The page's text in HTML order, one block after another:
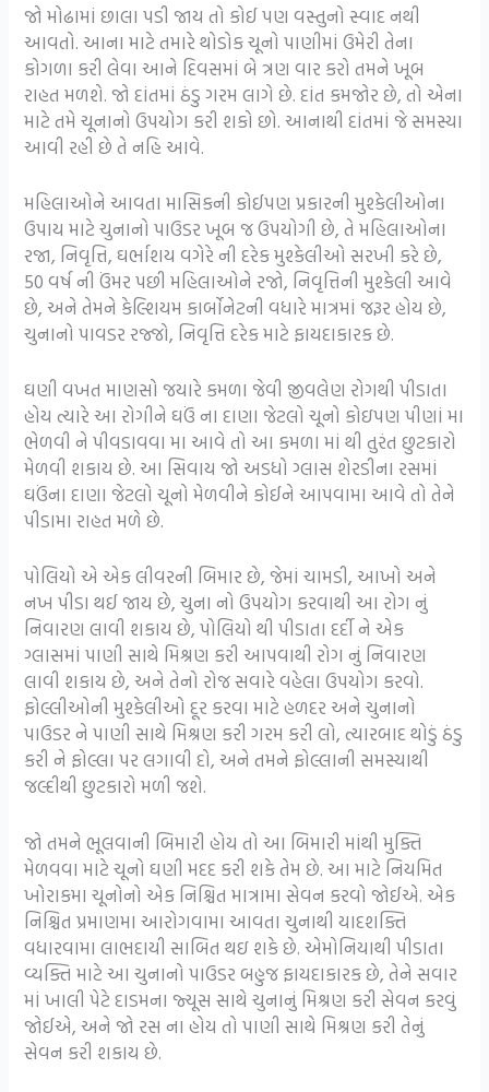
જો મોઢામાં છાલા પડી જાય તો કોઈ પણ વસ્તુનો સ્વાદ નથી
આવતો. આના માટે તમારે થોડોક ચૂનો પાણીમાં ઉમેરી તેના
કોગળા કરી લેવા આને દિવસમાં બે ત્રણ વાર કરો તમને ખૂબ
રાહત મળશે. જો દાંતમાં ઠંડુ ગરમ લાગે છે. દાંત કમજોર છે, તો એના
માટે તમે ચૂનાનો ઉપયોગ કરી શકો છો. આનાથી દાંતમાં જે સમસ્યા
આવી રહી છે તે નહિ આવે.
મહિલાઓને આવતા માસિકની કોઈપણ પ્રકારની મુશ્કેલીઓના
ઉપાય માટે ચુનાનો પાઉડર ખૂબ જ ઉપયોગી છે, તે મહિલાઓના
રજા, નિવૃત્તિ, ઘર્ભાશય વગેરે ની દરેક મુશ્કેલીઓ સરખી કરે છે,
50 વર્ષ ની ઉંમર પછી મહિલાઓને રજો, નિવૃત્તિની મુશ્કેલી આવે
છે, અને તેમને કેલ્શિયમ કાર્બોનેટની વધારે માત્રમાં જરૂર હોય છે,
ચુનાનો પાવડર રજ્જો, નિવૃત્તિ દરેક માટે ફાયદાકારક છે.
ઘણી વખત માણસો જયારે કમળા જેવી જીવલેણ રોગથી પીડાતા
હોય ત્યારે આ રોગીને ઘઉં ના દાણા જેટલો ચૂનો કોઇપણ પીણાં મા
ભેળવી ને પીવડાવવા મા આવે તો આ કમળા માં થી તુરંત છુટકારો
મેળવી શકાય છે. આ સિવાય જો અડધો ગ્લાસ શેરડીના રસમાં
ઘઉંના દાણા જેટલો ચૂનો મેળવીને કોઈને આપવામા આવે તો તેને
પીડામા રાહત મળે છે.
પોલિયો એ એક લીવરની બિમાર છે, જેમાં ચામડી, આખો અને
નખ પીડા થઈ જાય છે, ચુના નો ઉપયોગ કરવાથી આ રોગ નું
નિવારણ લાવી શકાય છે, પોલિયો થી પીડાતા દર્દી ને એક
ગ્લાસમાં પાણી સાથે મિશ્રણ કરી આપવાથી રોગ નું નિવારણ
લાવી શકાય છે, અને તેનો રોજ સવારે વહેલા ઉપયોગ કરવો.
ફોલ્લીઓની મુશ્કેલીઓ દૂર કરવા માટે હળદર અને ચુનાનો
પાઉડર ને પાણી સાથે મિશ્રણ કરી ગરમ કરી લો, ત્યારબાદ થોડું ઠંડુ
કરી ને ફોલ્લા પર લગાવી દો, અને તમને ફોલ્લાની સમસ્યાથી
જલ્દીથી છુટકારો મળી જશે.
જો તમને ભૂલવાની બિમારી હોય તો આ બિમારી માંથી મુક્તિ
મેળવવા માટે ચૂનો ઘણી મદદ કરી શકે તેમ છે. આ માટે નિયમિત
ખોરાકમા ચૂનોનો એક નિશ્ચિત માત્રામા સેવન કરવો જોઈએ. એક
નિશ્ચિત પ્રમાણમા આરોગવામા આવતા ચુનાથી યાદશક્તિ
વધારવામા લાભદાયી સાબિત થઇ શકે છે. એમોનિયાથી પીડાતા
વ્યક્તિ માટે આ ચુનાનો પાઉડર બહુજ ફાયદાકારક છે, તેને સવાર
માં ખાલી પેટે દાડમના જ્યૂસ સાથે ચુનાનું મિશ્રણ કરી સેવન કરવું
જોઈએ, અને જો રસ ના હોય તો પાણી સાથે મિશ્રણ કરી તેનું
સેવન કરી શકાય છે.